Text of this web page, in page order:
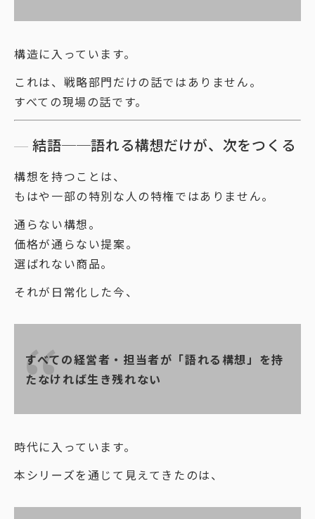
構造に入っています。
これは、戦略部門だけの話ではありません。
すべての現場の話です。
結語──語れる構想だけが、次をつくる
構想を持つことは、
もはや一部の特別な人の特権ではありません。
通らない構想。
価格が通らない提案。
選ばれない商品。
それが日常化した今、
すべての経営者・担当者が「語れる構想」を持
たなければ生き残れない
時代に入っています。
本シリーズを通じて見えてきたのは、